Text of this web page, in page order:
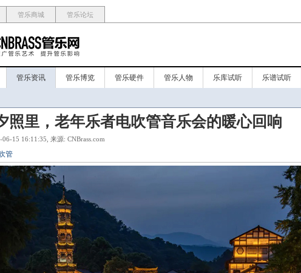
管乐商城 管乐论坛
管乐资讯 管乐博览 管乐硬件 管乐人物 乐库试听 乐谱试听
照里，老年乐者电吹管音乐会的暖心回响
15 16:11:35, 来源: CNBrass.com
管